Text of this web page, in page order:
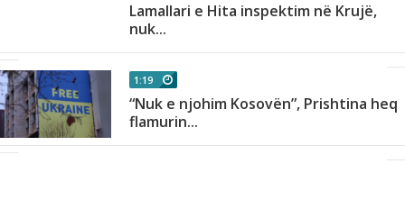
Lamallari e Hita inspektim në Krujë,
nuk...
1:19
“Nuk e njohim Kosovën”, Prishtina heq
flamurin...